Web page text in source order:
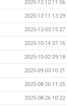
2025-12-12 11:56
2025-12-11 13:29
2025-12-03 15:27
2025-10-14 07:16
2025-10-02 09:18
2025-09-03 10:21
2025-08-26 11:25
2025-08-26 10:22